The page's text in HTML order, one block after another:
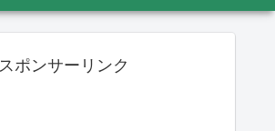
スポンサーリンク